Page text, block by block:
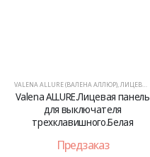
VALENA ALLURE (ВАЛЕНА АЛЛЮР),ЛИЦЕВЫЕ ПАНЕЛИ
Valena ALLURE.Лицевая панель
для выключателя
трехклавишного.Белая
Предзаказ